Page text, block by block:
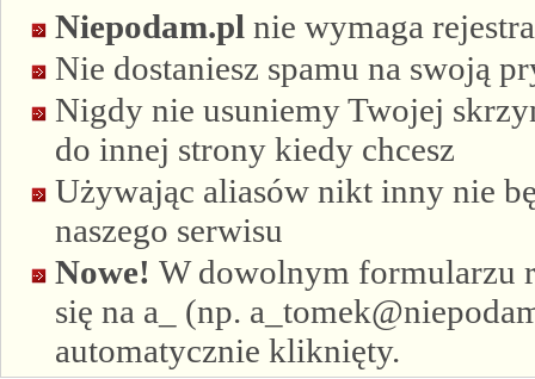
Niepodam.pl nie wymaga
Nie dostaniesz spamu na swoją
Nigdy nie usuniemy Twojej
do innej strony kiedy chcesz
Używając aliasów nikt inny nie
naszego serwisu
Nowe! W dowolnym formularzu
się na a_ (np.
automatycznie kliknięty.